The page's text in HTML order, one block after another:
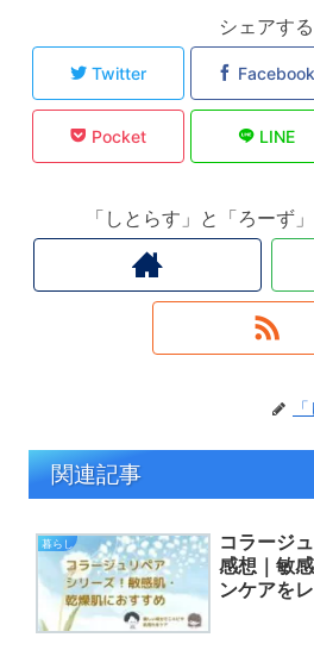
シェアする
Twitter Facebook
Pocket LINE
「しとらす」と「ろーず
関連記事
暮らし
コラージ
感想｜敏
ンケアを